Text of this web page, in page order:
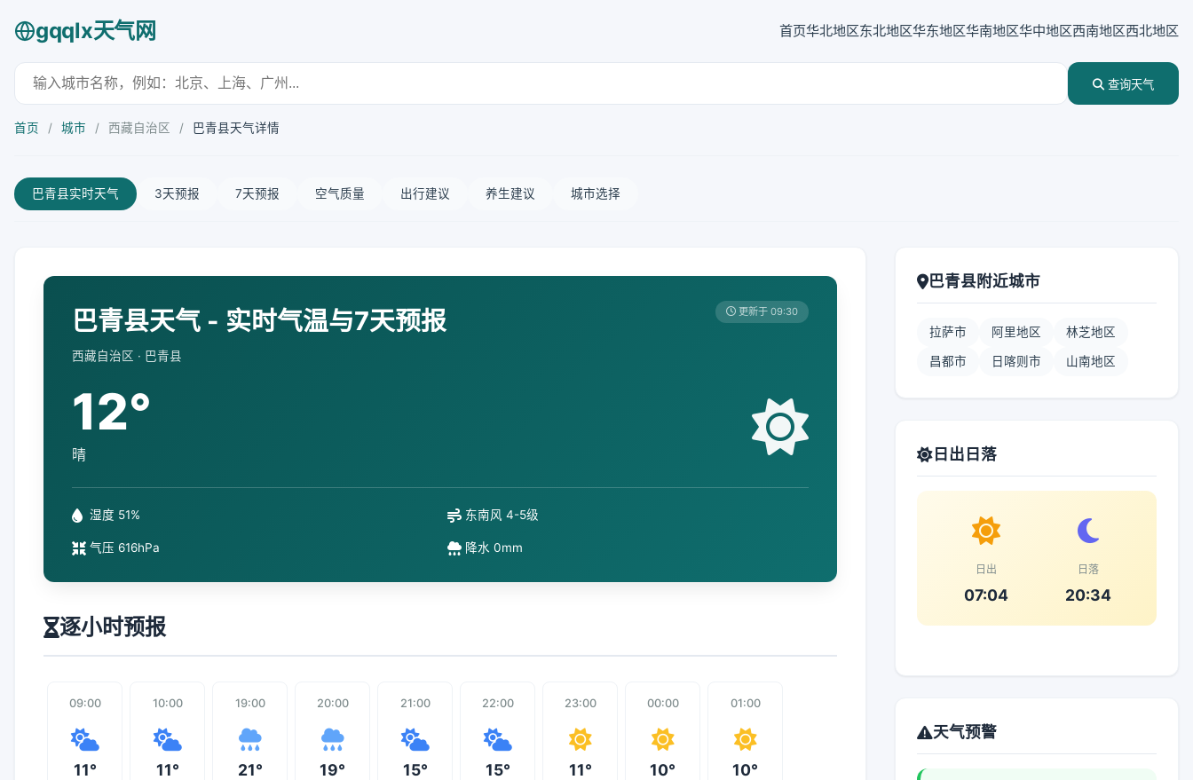
gqqlx天气网 首页华北地区东北地区华东地区华南地区华中地区西南地区西北地区
查询天气
首页 / 城市 / 西藏自治区 / 巴青县天气详情
巴青县实时天气 3天预报 7天预报 空气质量 出行建议 养生建议 城市选择
巴青县天气 - 实时气温与7天预报
西藏自治区 · 巴青县
更新于 09:30
12°
晴
湿度 51% 东南风 4-5级
气压 616hPa 降水 0mm
逐小时预报
09:00
11°
10:00
11°
19:00
21°
20:00
19°
21:00
15°
22:00
15°
23:00
11°
00:00
10°
01:00
10°
巴青县附近城市
拉萨市 阿里地区 林芝地区
昌都市 日喀则市 山南地区
日出日落
日出
07:04
日落
20:34
天气预警